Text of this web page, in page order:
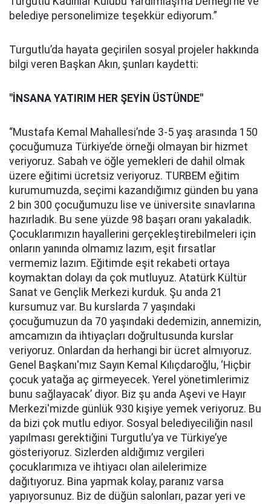
belediye personelimize teşekkür ediyorum.”
Turgutlu’da hayata geçirilen sosyal projeler hakkında
bilgi veren Başkan Akın, şunları kaydetti:
"İNSANA YATIRIM HER ŞEYİN ÜSTÜNDE"
“Mustafa Kemal Mahallesi’nde 3-5 yaş arasında 150
çocuğumuza Türkiye’de örneği olmayan bir hizmet
veriyoruz. Sabah ve öğle yemekleri de dahil olmak
üzere eğitimi ücretsiz veriyoruz. TURBEM eğitim
kurumumuzda, seçimi kazandığımız günden bu yana
2 bin 300 çocuğumuzu lise ve üniversite sınavlarına
hazırladık. Bu sene yüzde 98 başarı oranı yakaladık.
Çocuklarımızın hayallerini gerçekleştirebilmeleri için
onların yanında olmamız lazım, eşit fırsatlar
vermemiz lazım. Eğitimde eşit rekabeti ortaya
koymaktan dolayı da çok mutluyuz. Atatürk Kültür
Sanat ve Gençlik Merkezi kurduk. Şu anda 21
kursumuz var. Bu kurslarda 7 yaşındaki
çocuğumuzun da 70 yaşındaki dedemizin, annemizin,
amcamızın da ihtiyaçları doğrultusunda kurslar
veriyoruz. Onlardan da herhangi bir ücret almıyoruz.
Genel Başkanı'mız Sayın Kemal Kılıçdaroğlu, ‘Hiçbir
çocuk yatağa aç girmeyecek. Yerel yönetimlerimiz
bunu sağlayacak’ diyor. Biz şu anda Aşevi ve Hayır
Merkezi'mizde günlük 930 kişiye yemek veriyoruz. Bu
da bizi çok mutlu ediyor. Sosyal belediyeciliğin nasıl
yapılması gerektiğini Turgutlu’ya ve Türkiye’ye
gösteriyoruz. Sizlerden aldığımız vergileri
çocuklarımıza ve ihtiyacı olan ailelerimize
dağıtıyoruz. Bina yapmak kolay, paranız varsa
yapıyorsunuz. Biz de düğün salonları, pazar yeri ve